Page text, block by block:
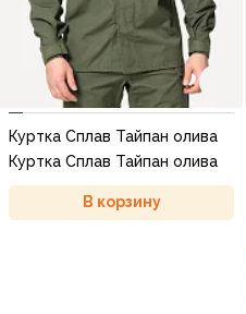
Куртка Сплав Тайпан олива
Куртка Сплав Тайпан олива
В корзину